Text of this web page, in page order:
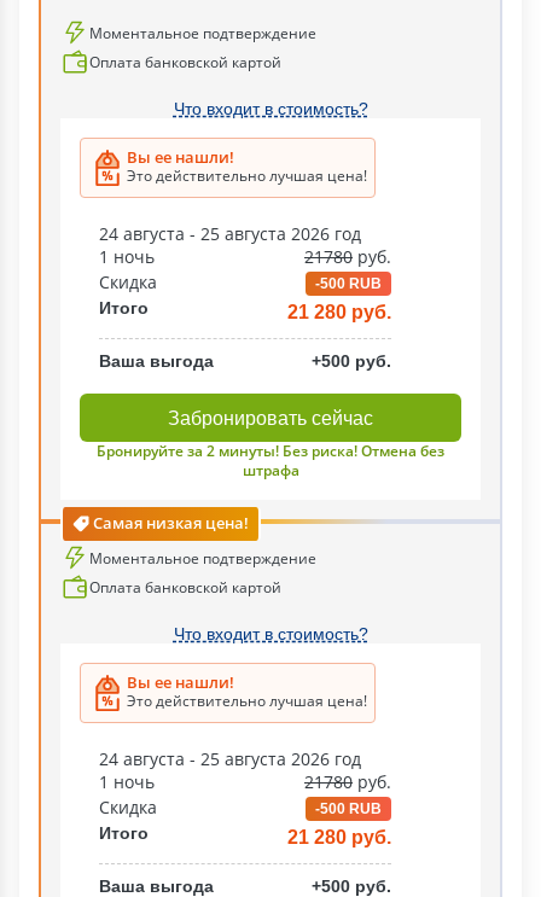
Моментальное подтверждение
Оплата банковской картой
Что входит в стоимость?
Вы ее нашли!
Это действительно лучшая цена!
24 августа - 25 августа 2026 год
1 ночь
21780 руб.
Скидка
-500 RUB
Итого 21 280 руб.
Ваша выгода +500 руб.
Забронировать сейчас
Бронируйте за 2 минуты! Без риска! Отмена без
штрафа
Самая низкая цена!
Моментальное подтверждение
Оплата банковской картой
Что входит в стоимость?
Вы ее нашли!
Это действительно лучшая цена!
24 августа - 25 августа 2026 год
1 ночь
21780 руб.
Скидка
-500 RUB
Итого 21 280 руб.
Ваша выгода +500 руб.